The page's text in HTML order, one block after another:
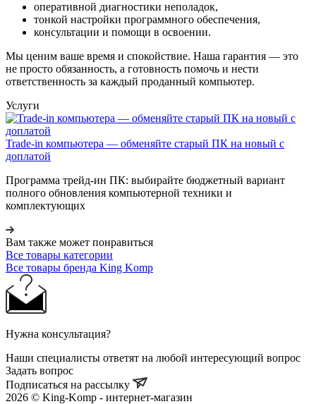
оперативной диагностики неполадок,
тонкой настройки программного обеспечения,
консультации и помощи в освоении.
Мы ценим ваше время и спокойствие. Наша гарантия — это
не просто обязанность, а готовность помочь и нести
ответственность за каждый проданный компьютер.
Услуги
Trade-in компьютера — обменяйте старый ПК на новый с
доплатой
Программа трейд-ин ПК: выбирайте бюджетный вариант
полного обновления компьютерной техники и
комплектующих
Вам также может понравиться
Все товары категории
Все товары бренда King Komp
Нужна консультация?
Наши специалисты ответят на любой интересующий вопрос
Задать вопрос
Подписаться на рассылку
2026 © King-Komp - интернет-магазин